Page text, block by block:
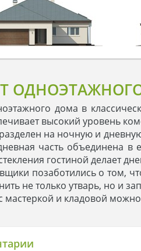
дома в
высокий уровень
на ночную и
часть объединена в
гостиной делает
позаботились о том,
не только утварь, но и
мастеркой и кладовой